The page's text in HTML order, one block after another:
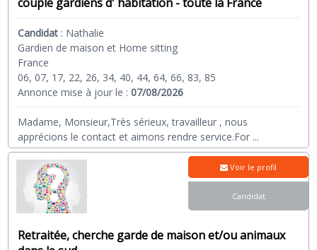
Candidat : Nathalie
Gardien de maison et Home sitting
France
06, 07, 17, 22, 26, 34, 40, 44, 64, 66, 83, 85
Annonce mise à jour le :07/08/2026
Madame, Monsieur,Très sérieux, travailleur , nous
apprécions le contact et aimons rendre service.For ...
Retraitée, cherche garde de maison et/ou animaux
Voir le profil
Candidat